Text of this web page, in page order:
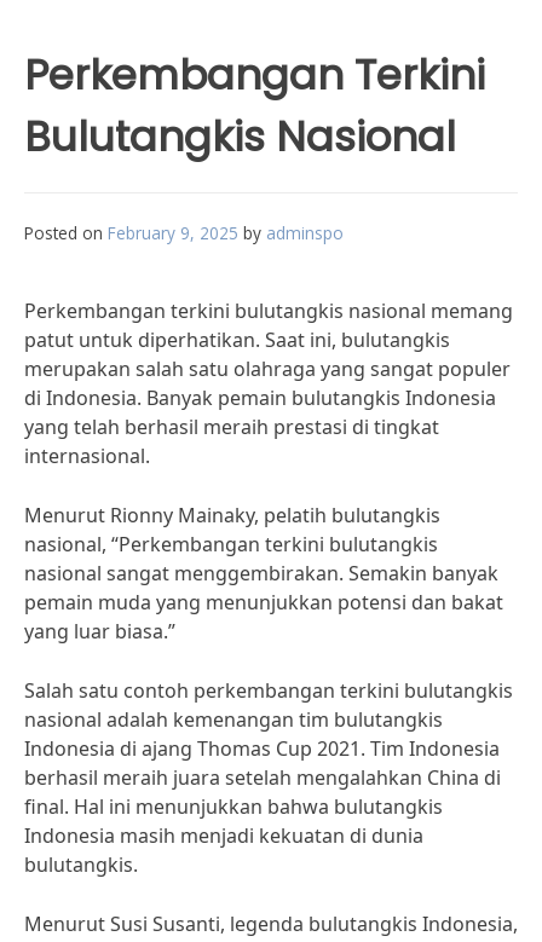
Perkembangan Terkini
Bulutangkis Nasional
Posted on February 9, 2025 by adminspo
Perkembangan terkini bulutangkis nasional memang
patut untuk diperhatikan. Saat ini, bulutangkis
merupakan salah satu olahraga yang sangat populer
di Indonesia. Banyak pemain bulutangkis Indonesia
yang telah berhasil meraih prestasi di tingkat
internasional.
Menurut Rionny Mainaky, pelatih bulutangkis
nasional, “Perkembangan terkini bulutangkis
nasional sangat menggembirakan. Semakin banyak
pemain muda yang menunjukkan potensi dan bakat
yang luar biasa.”
Salah satu contoh perkembangan terkini bulutangkis
nasional adalah kemenangan tim bulutangkis
Indonesia di ajang Thomas Cup 2021. Tim Indonesia
berhasil meraih juara setelah mengalahkan China di
final. Hal ini menunjukkan bahwa bulutangkis
Indonesia masih menjadi kekuatan di dunia
bulutangkis.
Menurut Susi Susanti, legenda bulutangkis Indonesia,